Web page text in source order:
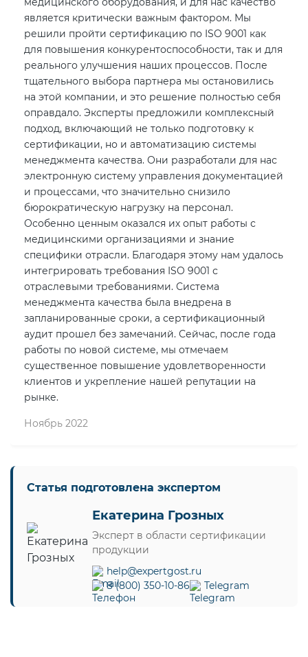
является критически важным фактором. Мы
решили пройти сертификацию по ISO 9001 как
для повышения конкурентоспособности, так и для
реального улучшения наших процессов. После
тщательного выбора партнера мы остановились
на этой компании, и это решение полностью себя
оправдало. Эксперты предложили комплексный
подход, включающий не только подготовку к
сертификации, но и автоматизацию системы
менеджмента качества. Они разработали для нас
электронную систему управления документацией
и процессами, что значительно снизило
бюрократическую нагрузку на персонал.
Особенно ценным оказался их опыт работы с
медицинскими организациями и знание
специфики отрасли. Благодаря этому нам удалось
интегрировать требования ISO 9001 с
отраслевыми требованиями. Система
менеджмента качества была внедрена в
запланированные сроки, а сертификационный
аудит прошел без замечаний. Сейчас, после года
работы по новой системе, мы отмечаем
существенное повышение удовлетворенности
клиентов и укрепление нашей репутации на
рынке.
Ноябрь 2022
Статья подготовлена экспертом
Екатерина Грозных
Эксперт в области сертификации
продукции
help@expertgost.ru
8 (800) 350-10-86
Telegram